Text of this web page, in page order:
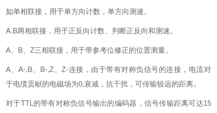
如单相联接，用于单方向计数，单方向测速。
A.B两相联接，用于正反向计数、判断正反向和测速。
A、B、Z三相联接，用于带参考位修正的位置测量。
A、A-,B、B-,Z、Z-连接，由于带有对称负信号的连接，电流对
于电缆贡献的电磁场为0,衰减，抗干扰，可传输较远的距离。
对于TTL的带有对称负信号输出的编码器，信号传输距离可达15